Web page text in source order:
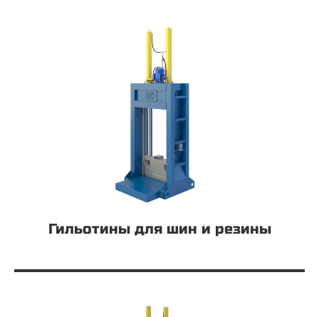
Гильотины для шин и резины